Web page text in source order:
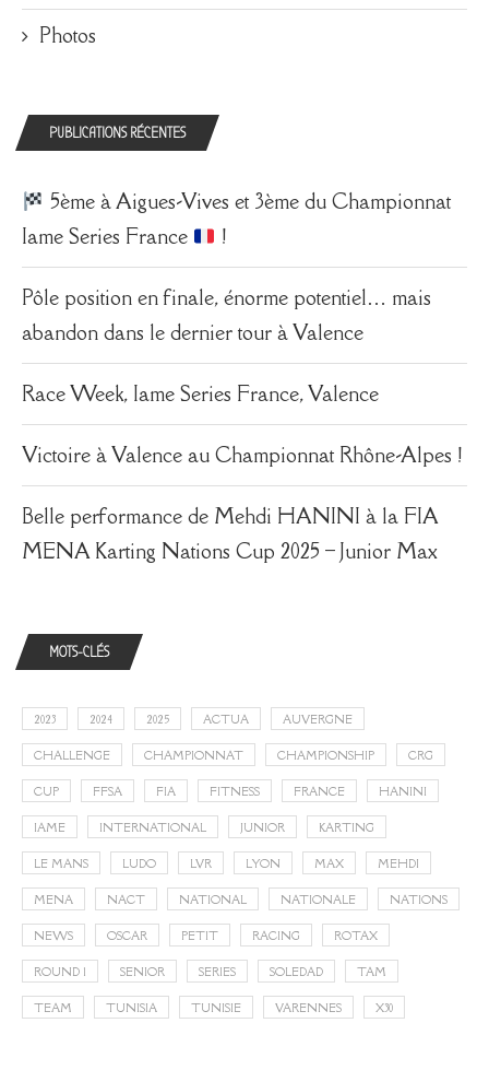
Photos
PUBLICATIONS RÉCENTES
5ème à Aigues-Vives et 3ème du Championnat
Iame Series France
!
Pôle position en finale, énorme potentiel… mais
abandon dans le dernier tour à Valence
Race Week, Iame Series France, Valence
Victoire à Valence au Championnat Rhône-Alpes !
Belle performance de Mehdi HANINI à la FIA
MENA Karting Nations Cup 2025 – Junior Max
MOTS-CLÉS
2023 2024 2025 ACTUA AUVERGNE
CHALLENGE CHAMPIONNAT CHAMPIONSHIP CRG
CUP FFSA FIA FITNESS FRANCE HANINI
IAME INTERNATIONAL JUNIOR KARTING
LE MANS LUDO LVR LYON MAX MEHDI
MENA NACT NATIONAL NATIONALE NATIONS
NEWS OSCAR PETIT RACING ROTAX
ROUND 1 SENIOR SERIES SOLEDAD TAM
TEAM TUNISIA TUNISIE VARENNES X30